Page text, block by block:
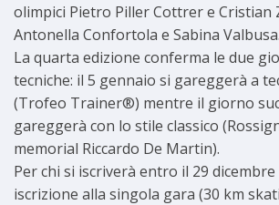
olimpici Pietro Piller Cottrer e Cristian
Antonella Confortola e Sabina Valbusa.
La quarta edizione conferma le due
tecniche: il 5 gennaio si gareggerà a
(Trofeo Trainer®) mentre il giorno
gareggerà con lo stile classico
memorial Riccardo De Martin).
Per chi si iscriverà entro il 29
iscrizione alla singola gara (30 km